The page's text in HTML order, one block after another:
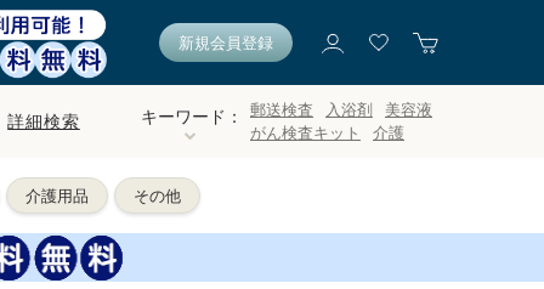
新規会員登録
詳細検索 キーワード： 郵送検査 入浴剤
美容液
がん検査キット
介護
介護用品 その他